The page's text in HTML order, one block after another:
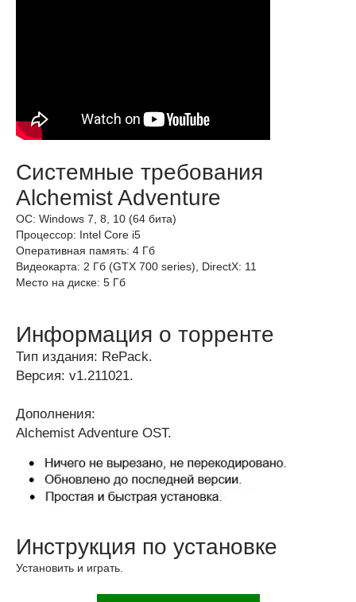
Системные требования
Alchemist Adventure
ОС: Windows 7, 8, 10 (64 бита)
Процессор: Intel Core i5
Оперативная память: 4 Гб
Видеокарта: 2 Гб (GTX 700 series), DirectX: 11
Место на диске: 5 Гб
Информация о торренте
Тип издания: RePack.
Версия: v1.211021.
Дополнения:
Alchemist Adventure OST.
Инструкция по установке
Установить и играть.